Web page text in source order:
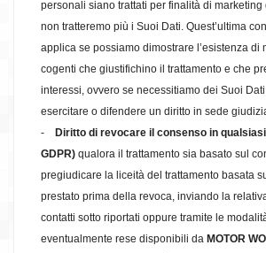
personali siano trattati per finalità di marketing
non tratteremo più i Suoi Dati. Quest’ultima
applica se possiamo dimostrare l’esistenza di
cogenti che giustifichino il trattamento e che
interessi, ovvero se necessitiamo dei Suoi
esercitare o difendere un diritto in sede
-
Diritto di revocare il consenso in
GDPR) qualora il trattamento sia basato sul
pregiudicare la liceità del trattamento basata
prestato prima della revoca, inviando la
contatti sotto riportati oppure tramite le
eventualmente rese disponibili da MOTOR